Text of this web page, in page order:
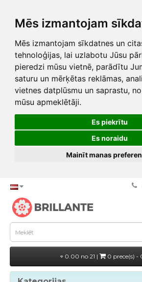
Mēs izmantojam
Mēs izmantojam sīkdatnes un
tehnoloģijas, lai uzlabotu Jūsu
pieredzi mūsu vietnē, parādītu
saturu un mērķētas reklāmas,
vietnes datplūsmu un saprastu,
mūsu apmeklētāji.
Es piekrītu
Es noraidu
Mainīt manas
0.00 no 21 | 0 prece(s) -